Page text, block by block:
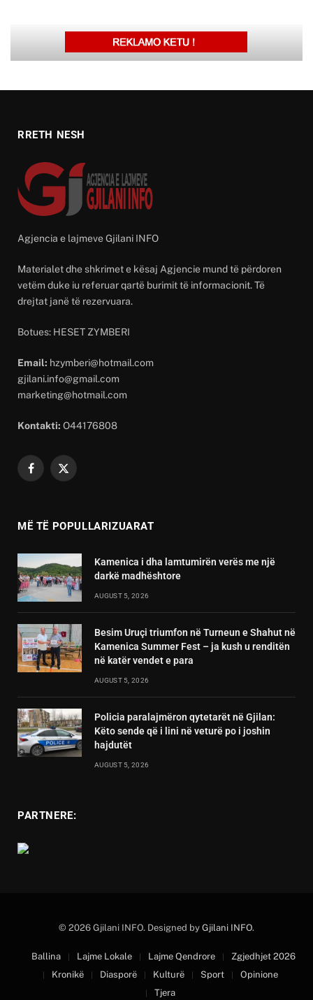
RRETH NESH
Agjencia e lajmeve Gjilani INFO
Materialet dhe shkrimet e kësaj Agjencie mund të përdoren
vetëm duke iu referuar qartë burimit të informacionit. Të
drejtat janë të rezervuara.
Botues: HESET ZYMBERI
Email: hzymberi@hotmail.com
gjilani.info@gmail.com
marketing@hotmail.com
Kontakti: O44176808
Facebook
X
MË TË POPULLARIZUARAT
Kamenica i dha lamtumirën verës me një
darkë madhështore
AUGUST 5, 2026
Besim Uruçi triumfon në Turneun e Shahut në
Kamenica Summer Fest – ja kush u renditën
në katër vendet e para
AUGUST 5, 2026
Policia paralajmëron qytetarët në Gjilan:
Këto sende që i lini në veturë po i joshin
hajdutët
AUGUST 5, 2026
PARTNERE:
© 2026 Gjilani INFO. Designed by Gjilani INFO.
Ballina Lajme Lokale Lajme Qendrore
Zgjedhjet 2026
Kronikë
Diasporë Kulturë Sport
Opinione
Tjera